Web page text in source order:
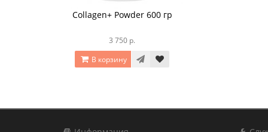
Collagen+ Powder 600 гр
3 750 р.
В корзину